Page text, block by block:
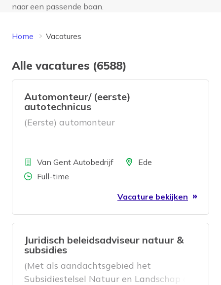
naar een passende baan.
Home Vacatures
Alle vacatures (6588)
Automonteur/ (eerste)
autotechnicus
(Eerste) automonteur
BedrijfVan Gent AutobedrijfLocatieEde
Aantal uren
Full-time
Vacature bekijken
Juridisch beleidsadviseur natuur &
subsidies
(Met als aandachtsgebied het
Subsidiestelsel Natuur en Landschap en